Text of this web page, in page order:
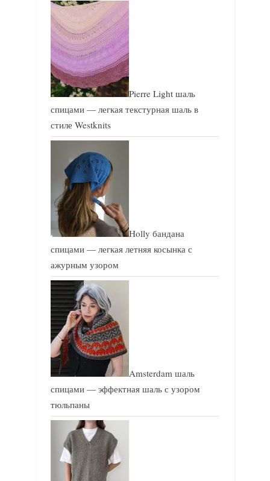
Pierre Light шаль
спицами — легкая текстурная шаль в
стиле Westknits
Holly бандана
спицами — легкая летняя косынка с
ажурным узором
Amsterdam шаль
спицами — эффектная шаль с узором
тюльпаны